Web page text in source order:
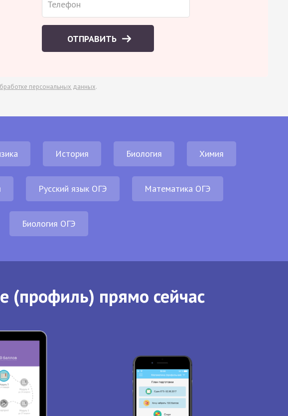
ОТПРАВИТЬ
персональных данных.
История Биология Химия
Русский язык ОГЭ Математика ОГЭ
Биология ОГЭ
(профиль) прямо сейчас